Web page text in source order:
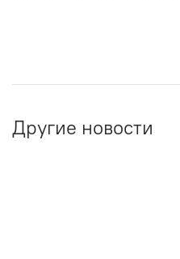
Другие новости